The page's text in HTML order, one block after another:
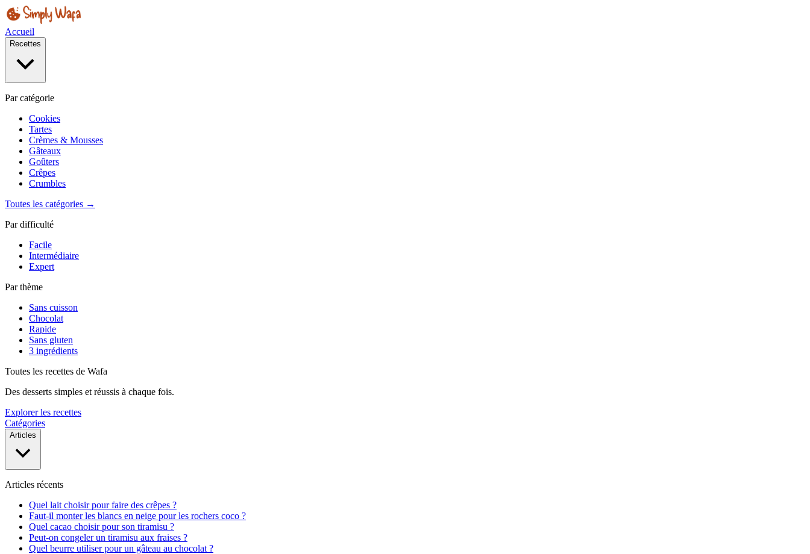
Accueil
Recettes
Par catégorie
Cookies
Tartes
Crèmes & Mousses
Gâteaux
Goûters
Crêpes
Crumbles
Toutes les catégories →
Par difficulté
Facile
Intermédiaire
Expert
Par thème
Sans cuisson
Chocolat
Rapide
Sans gluten
3 ingrédients
Toutes les recettes de Wafa
Des desserts simples et réussis à chaque fois.
Explorer les recettes
Catégories
Articles
Articles récents
Quel lait choisir pour faire des crêpes ?
Faut-il monter les blancs en neige pour les rochers coco ?
Quel cacao choisir pour son tiramisu ?
Peut-on congeler un tiramisu aux fraises ?
Quel beurre utiliser pour un gâteau au chocolat ?